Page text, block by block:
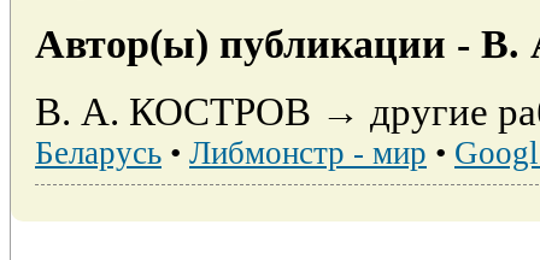
Автор(ы) публикации -
В. А. КОСТРОВ → другие
Беларусь • Либмонстр - мир •